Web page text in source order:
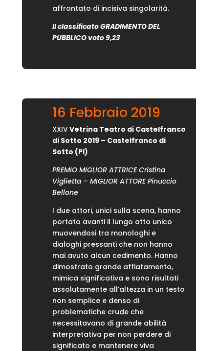
affrontato di incisiva singolarità.
II classificato GRADIMENTO DEL
PUBBLICO voto9,23
16 Febbraio 2019
XXIVVetrina Teatro di Castelfranco
di Sotto 2019– Castelfranco di
Sotto (PI)
PREMIO MIGLIOR ATTRICE Cristina
Viglietta – MIGLIOR ATTORE Pinuccio
Bellone
I due attori, unici sulla scena, hanno
portato avanti il lungo atto unico
muovendosi tra monologhi e
dialoghi pressanti che non hanno
mai avuto alcun cedimento. Hanno
dimostrato grande affiatamento,
mimica significativa e sono risultati
assolutamente all’altezza in un testo
non semplice e denso di
problematiche crude che
necessitavano di grande abilità
interpretativa per non perdere di
significato e mantenere viva